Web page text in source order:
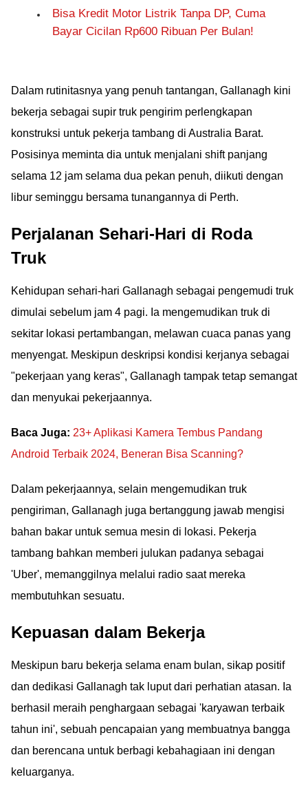
Bisa Kredit Motor Listrik Tanpa DP, Cuma
Bayar Cicilan Rp600 Ribuan Per Bulan!
Dalam rutinitasnya yang penuh tantangan, Gallanagh kini
bekerja sebagai supir truk pengirim perlengkapan
konstruksi untuk pekerja tambang di Australia Barat.
Posisinya meminta dia untuk menjalani shift panjang
selama 12 jam selama dua pekan penuh, diikuti dengan
libur seminggu bersama tunangannya di Perth.
Perjalanan Sehari-Hari di Roda
Truk
Kehidupan sehari-hari Gallanagh sebagai pengemudi truk
dimulai sebelum jam 4 pagi. Ia mengemudikan truk di
sekitar lokasi pertambangan, melawan cuaca panas yang
menyengat. Meskipun deskripsi kondisi kerjanya sebagai
"pekerjaan yang keras", Gallanagh tampak tetap semangat
dan menyukai pekerjaannya.
Baca Juga: 23+ Aplikasi Kamera Tembus Pandang
Android Terbaik 2024, Beneran Bisa Scanning?
Dalam pekerjaannya, selain mengemudikan truk
pengiriman, Gallanagh juga bertanggung jawab mengisi
bahan bakar untuk semua mesin di lokasi. Pekerja
tambang bahkan memberi julukan padanya sebagai
'Uber', memanggilnya melalui radio saat mereka
membutuhkan sesuatu.
Kepuasan dalam Bekerja
Meskipun baru bekerja selama enam bulan, sikap positif
dan dedikasi Gallanagh tak luput dari perhatian atasan. Ia
berhasil meraih penghargaan sebagai 'karyawan terbaik
tahun ini', sebuah pencapaian yang membuatnya bangga
dan berencana untuk berbagi kebahagiaan ini dengan
keluarganya.